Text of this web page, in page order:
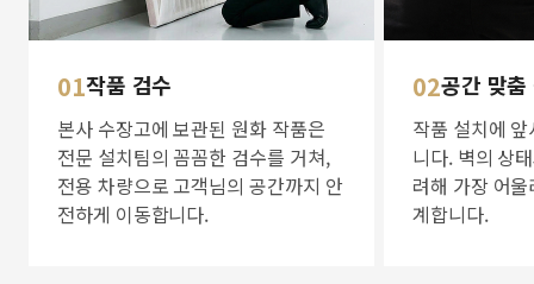
01작품 검수
본사 수장고에 보관된 원화 작품은
전문 설치팀의 꼼꼼한 검수를 거쳐,
전용 차량으로 고객님의 공간까지 안
전하게 이동합니다.
02공간 맞
작품 설치에
니다. 벽의 상
려해 가장 어
계합니다.